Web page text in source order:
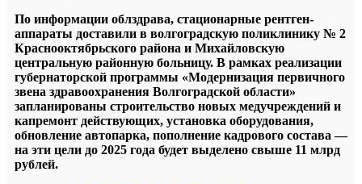
По информации облздрава, стационарные рентген-
аппараты доставили в волгоградскую поликлинику № 2
Краснооктябрьского района и Михайловскую
центральную районную больницу. В рамках реализации
губернаторской программы «Модернизация первичного
звена здравоохранения Волгоградской области»
запланированы строительство новых медучреждений и
капремонт действующих, установка оборудования,
обновление автопарка, пополнение кадрового состава —
на эти цели до 2025 года будет выделено свыше 11 млрд
рублей.